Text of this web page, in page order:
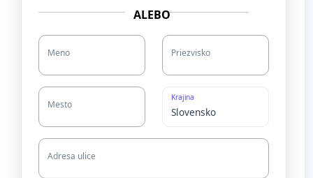
ALEBO
Meno Priezvisko
Mesto
Krajina
Adresa ulice